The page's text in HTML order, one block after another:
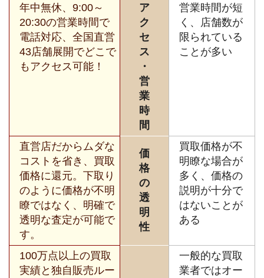
年中無休、9:00～
20:30の営業時間で
電話対応、全国直営
43店舗展開でどこで
もアクセス可能！
ア
ク
セ
ス
・
営
業
時
間
営業時間が短
く、店舗数が
限られている
ことが多い
直営店だからムダな
コストを省き、買取
価格に還元。下取り
のように価格が不明
瞭ではなく、明確で
透明な査定が可能で
す。
価
格
の
透
明
性
買取価格が不
明瞭な場合が
多く、価格の
説明が十分で
はないことが
ある
100万点以上の買取
実績と独自販売ルー
一般的な買取
業者ではオー